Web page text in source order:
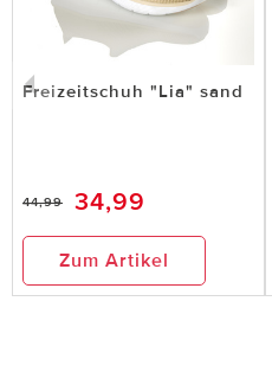
Freizeitschuh "Lia" sand
44,99 34,99
Zum Artikel